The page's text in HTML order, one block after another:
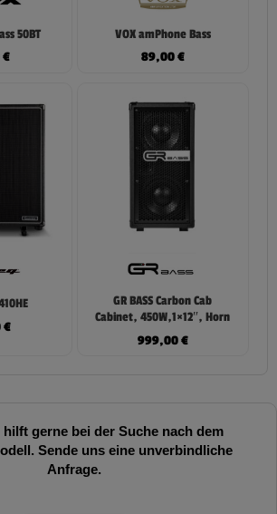
50BT
€
VOX amPhone Bass
89,00€
€
GR BASS Carbon Cab
Cabinet, 450W,1×12″, Horn
999,00€
hilft gerne bei der Suche nach dem
Sende uns eine unverbindliche
Anfrage.